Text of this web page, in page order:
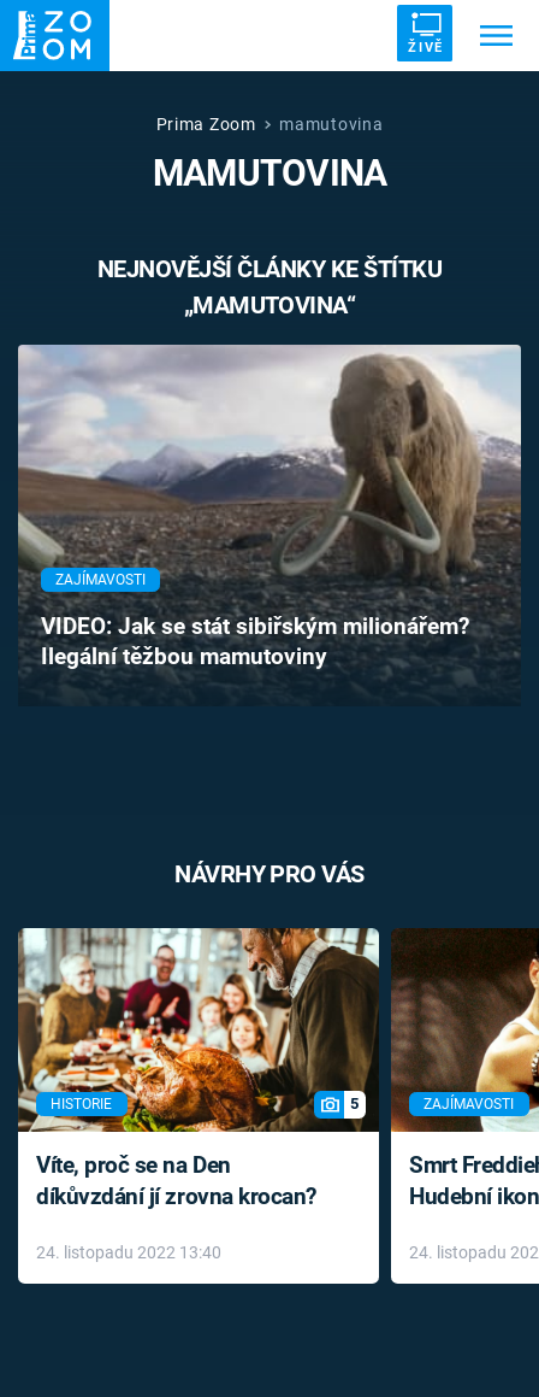
ŽIVĚ
UFO DRUHÁ SVĚTOVÁ VÁLKA
VETŘELCI DÁVNOVĚKU
Témata
Pořady
TV Program
Časopis
Sledujte prima+
Přihlášení
Prima Zoom mamutovina
MAMUTOVINA
NEJNOVĚJŠÍ ČLÁNKY KE ŠTÍTKU
„MAMUTOVINA“
ZAJÍMAVOSTI
VIDEO: Jak se stát sibiřským milionářem?
Ilegální těžbou mamutoviny
NÁVRHY PRO VÁS
HISTORIE 5
Víte, proč se na Den
díkůvzdání jí zrovna krocan?
24. listopadu 2022 13:40
ZAJÍMAVOSTI
Smrt
Hudební
léky
24. listopadu